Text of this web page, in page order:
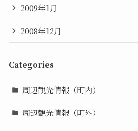
2009年1月
2008年12月
Categories
周辺観光情報（町内）
周辺観光情報（町外）